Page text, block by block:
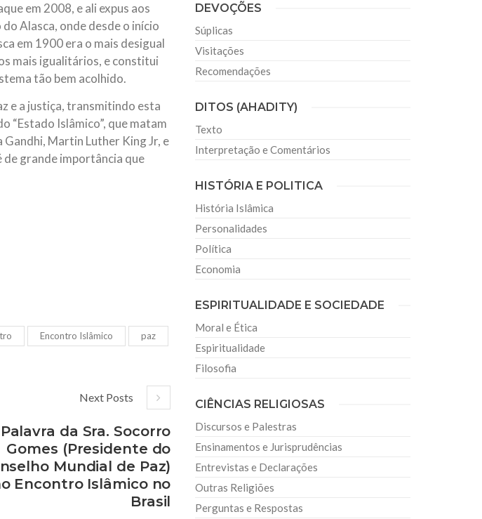
em 2008, e ali expus aos
Alasca, onde desde o início
em 1900 era o mais desigual
mais igualitários, e constitui
tão bem acolhido.
e a justiça, transmitindo esta
“Estado Islâmico”, que matam
Martin Luther King Jr, e
de grande importância que
Encontro Islâmico paz
Next Posts
Palavra da Sra. Socorro
Gomes (Presidente do
Mundial de Paz)
Encontro Islâmico no
Brasil
DEVOÇÕES
Súplicas
Visitações
Recomendações
DITOS (AHADITY)
Texto
Interpretação e Comentários
HISTÓRIA E POLITICA
História Islâmica
Personalidades
Política
Economia
ESPIRITUALIDADE E SOCIEDADE
Moral e Ética
Espiritualidade
Filosofia
CIÊNCIAS RELIGIOSAS
Discursos e Palestras
Ensinamentos e Jurisprudências
Entrevistas e Declarações
Outras Religiões
Perguntas e Respostas